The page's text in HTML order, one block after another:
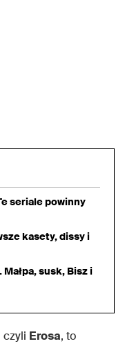
seriale powinny
kasety, dissy i
susk, Bisz i
czyli Erosa, to